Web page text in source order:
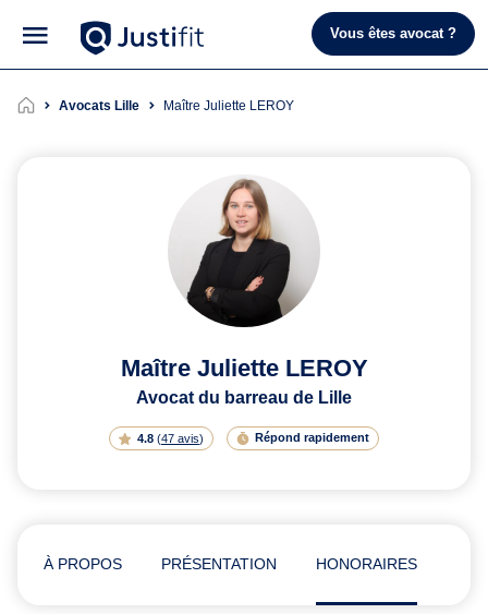
Vous êtes avocat ?
Avocats Lille Maître Juliette LEROY
Maître Juliette LEROY
Avocat du barreau de Lille
4.8 (47 avis) Répond rapidement
À PROPOS PRÉSENTATION HONORAIRES